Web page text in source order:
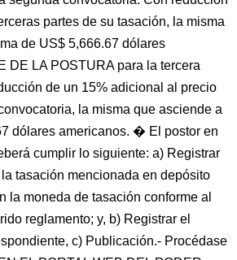
partes de su tasación, la misma
de US$ 5,666.67 dólares
DE LA POSTURA para la tercera
de un 15% adicional al precio
la misma que asciende a
dólares americanos. � El postor en
cumplir lo siguiente: a) Registrar
tasación mencionada en depósito
la moneda de tasación conforme al
reglamento; y, b) Registrar el
c) Publicación.- Procédase